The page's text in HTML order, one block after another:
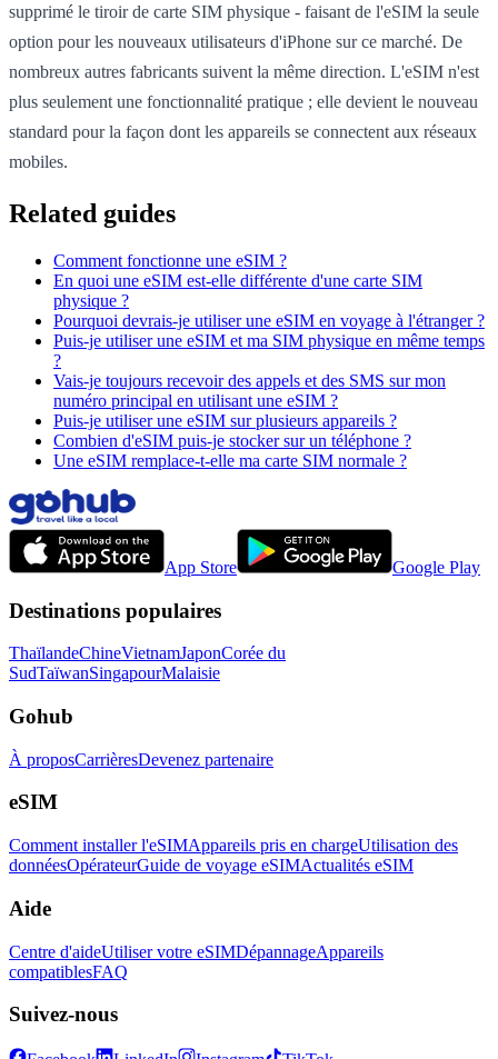
supprimé le tiroir de carte SIM physique - faisant de l'eSIM la seule
option pour les nouveaux utilisateurs d'iPhone sur ce marché. De
nombreux autres fabricants suivent la même direction. L'eSIM n'est
plus seulement une fonctionnalité pratique ; elle devient le nouveau
standard pour la façon dont les appareils se connectent aux réseaux
mobiles.
Related guides
Comment fonctionne une eSIM ?
En quoi une eSIM est-elle différente d'une carte SIM
physique ?
Pourquoi devrais-je utiliser une eSIM en voyage à l'étranger ?
Puis-je utiliser une eSIM et ma SIM physique en même temps
?
Vais-je toujours recevoir des appels et des SMS sur mon
numéro principal en utilisant une eSIM ?
Puis-je utiliser une eSIM sur plusieurs appareils ?
Combien d'eSIM puis-je stocker sur un téléphone ?
Une eSIM remplace-t-elle ma carte SIM normale ?
App Store Google Play
Destinations populaires
ThaïlandeChineVietnamJaponCorée du
SudTaïwanSingapourMalaisie
Gohub
À proposCarrièresDevenez partenaire
eSIM
Comment installer l'eSIMAppareils pris en chargeUtilisation des
donnéesOpérateurGuide de voyage eSIMActualités eSIM
Aide
Centre d'aideUtiliser votre eSIMDépannageAppareils
compatiblesFAQ
Suivez-nous